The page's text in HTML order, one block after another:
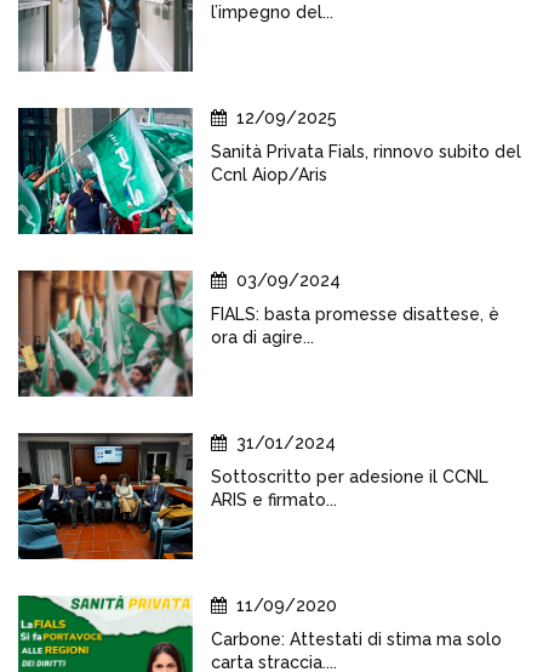
l’impegno del...
12/09/2025
Sanità Privata Fials, rinnovo subito del
Ccnl Aiop/Aris
03/09/2024
FIALS: basta promesse disattese, è
ora di agire...
31/01/2024
Sottoscritto per adesione il CCNL
ARIS e firmato...
11/09/2020
Carbone: Attestati di stima ma solo
carta straccia....